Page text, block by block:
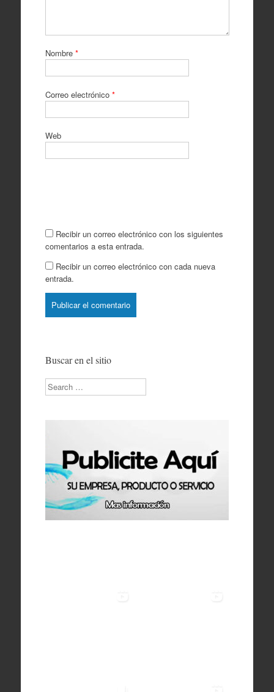
Nombre *
Correo electrónico *
Web
Recibir un correo electrónico con los siguientes
comentarios a esta entrada.
Recibir un correo electrónico con cada nueva
entrada.
Buscar en el sitio
Search